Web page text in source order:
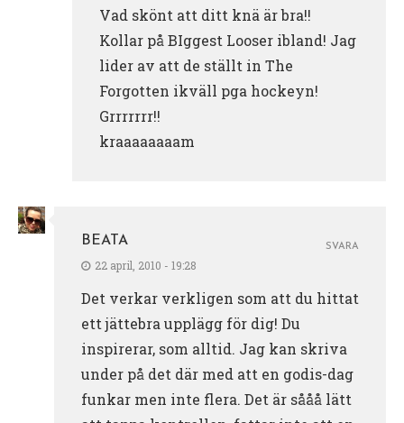
Vad skönt att ditt knä är bra!!
Kollar på BIggest Looser ibland! Jag
lider av att de ställt in The
Forgotten ikväll pga hockeyn!
Grrrrrrr!!
kraaaaaaaam
BEATA
22 april, 2010 - 19:28
Det verkar verkligen som att du hittat
ett jättebra upplägg för dig! Du
inspirerar, som alltid. Jag kan skriva
under på det där med att en godis-dag
funkar men inte flera. Det är sååå lätt
SVARA